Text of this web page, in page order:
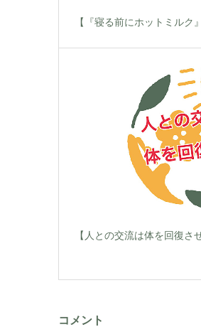
【『寝る前にホットミルク
【人との交流は体を回復さ
コメント